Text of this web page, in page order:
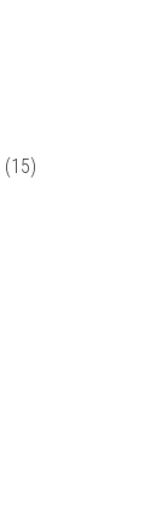
(15)